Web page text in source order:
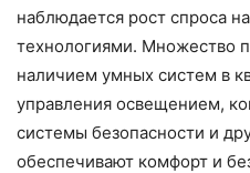
наблюдается рост спроса
технологиями. Множество
наличием умных систем в
управления освещением,
системы безопасности и
обеспечивают комфорт и